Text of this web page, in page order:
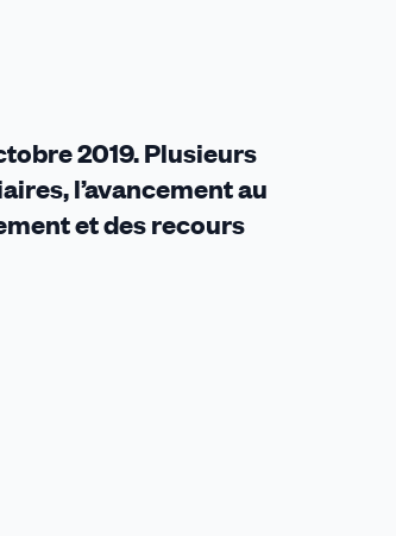
2019. Plusieurs
l’avancement au
et des recours